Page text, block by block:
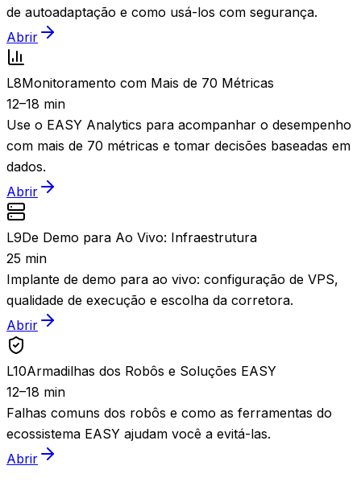
de autoadaptação e como usá-los com segurança.
Abrir
L8Monitoramento com Mais de 70 Métricas
12–18 min
Use o EASY Analytics para acompanhar o desempenho
com mais de 70 métricas e tomar decisões baseadas em
dados.
Abrir
L9De Demo para Ao Vivo: Infraestrutura
25 min
Implante de demo para ao vivo: configuração de VPS,
qualidade de execução e escolha da corretora.
Abrir
L10Armadilhas dos Robôs e Soluções EASY
12–18 min
Falhas comuns dos robôs e como as ferramentas do
ecossistema EASY ajudam você a evitá-las.
Abrir